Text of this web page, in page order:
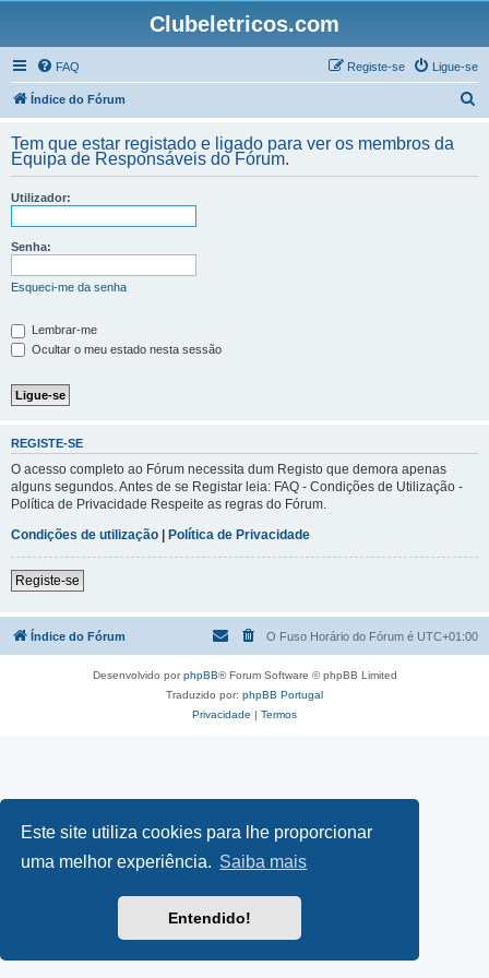
Este site utiliza cookies para lhe proporcionar
uma melhor experiência. Saiba mais
Entendido!
Clubeletricos.com
FAQ Ligue-se
Registe-se
Índice do Fórum
q
Tem que estar registado e ligado para ver os membros da
Equipa de Responsáveis do Fórum.
Utilizador:
Senha:
Esqueci-me da senha
Lembrar-me
Ocultar o meu estado nesta sessão
REGISTE-SE
O acesso completo ao Fórum necessita dum Registo que demora apenas
alguns segundos. Antes de se Registar leia: FAQ - Condições de Utilização -
Política de Privacidade Respeite as regras do Fórum.
Condições de utilização | Política de Privacidade
Registe-se
Índice do Fórum O Fuso Horário do Fórum é UTC+01:00
Desenvolvido porphpBB® Forum Software © phpBB Limited
Traduzido por: phpBB Portugal
Privacidade | Termos